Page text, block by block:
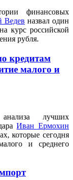
финансовых
Ведев назвал один
курс российской
рубля.
кредитам
малого и
лучших
Иван Ермохин
которые сегодня
и среднего